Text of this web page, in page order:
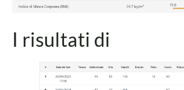
I risultati di